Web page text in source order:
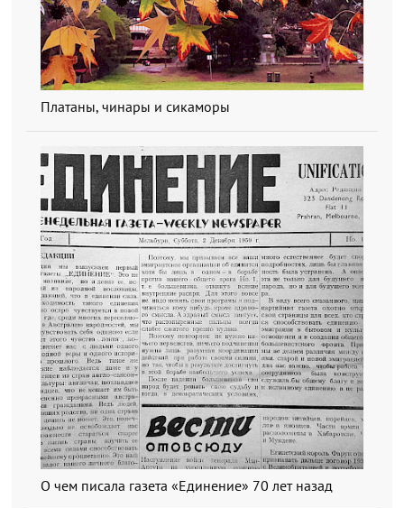
Платаны, чинары и сикаморы
О чем писала газета «Единение» 70 лет назад